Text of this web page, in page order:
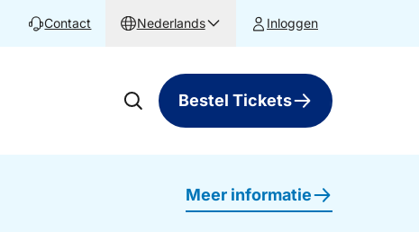
Contact Nederlands Inloggen
Bestel Tickets
Meer informatie